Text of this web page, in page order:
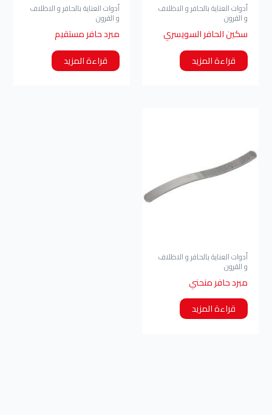
أدوات العناية بالحافر و الاظلاف
و القرون
سكين الحافر السويسري
قراءة المزيد
أدوات العناية بالحافر و الاظلاف
و القرون
مبرد حافر مستقيم
قراءة المزيد
أدوات العناية بالحافر و الاظلاف
و القرون
مبرد حافر منحني
قراءة المزيد